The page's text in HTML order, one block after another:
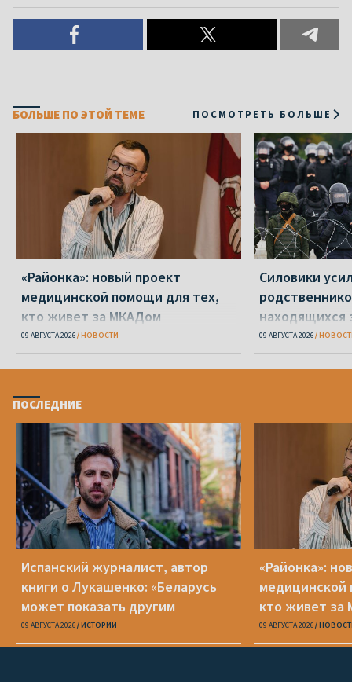
БОЛЬШЕ ПО ЭТОЙ ТЕМЕ ПОСМОТРЕТЬ БОЛЬШЕ
«Районка»: новый проект
медицинской помощи для тех,
кто живет за МКАДом
09 АВГУСТА 2026 НОВОСТИ
Силовики
находящихся
09 АВГУСТА 2026
ПОСЛЕДНИЕ
Испанский журналист, автор
книги о Лукашенко: «Беларусь
может показать другим
странам, что может случиться с
демократией»
09 АВГУСТА 2026 ИСТОРИИ
«Районка»:
медицинской
кто живет за
09 АВГУСТА 2026